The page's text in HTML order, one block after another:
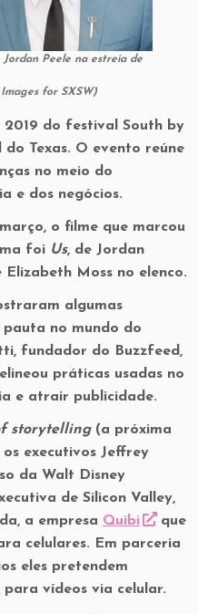
Jordan Peele na estreia de
for SXSW)
do festival South by
Texas. O evento reúne
no meio do
e dos negócios.
o filme que marcou
foi Us, de Jordan
Elizabeth Moss no elenco.
algumas
pauta no mundo do
fundador do Buzzfeed,
práticas usadas no
e atrair publicidade.
storytelling(a próxima
executivos Jeffrey
da Walt Disney
de Silicon Valley,
a empresa Quibi
que
celulares. Em parceria
eles pretendem
vídeos via celular.